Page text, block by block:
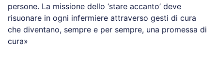
persone. La missione dello ‘stare accanto’ deve
risuonare in ogni infermiere attraverso gesti di cura
che diventano, sempre e per sempre, una promessa di
cura»